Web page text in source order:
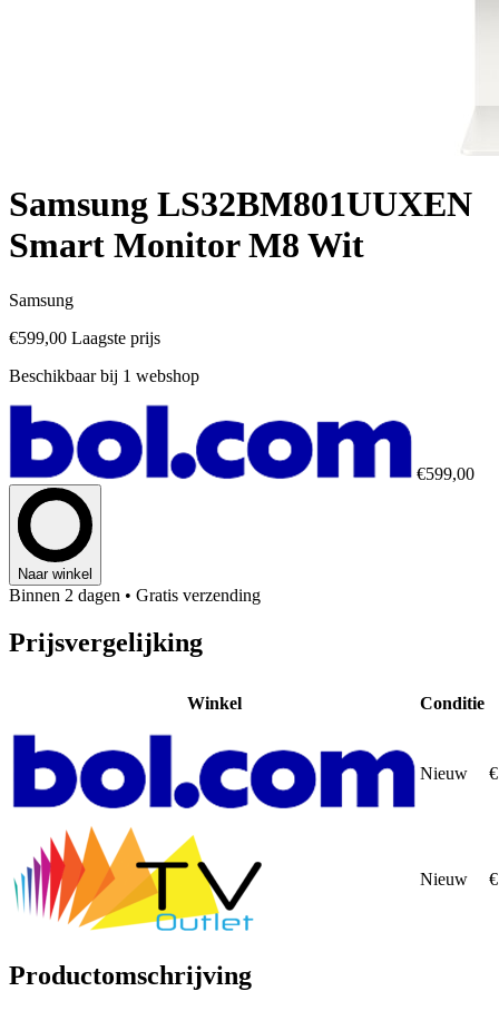
Samsung LS32BM801UUXEN
Smart Monitor M8 Wit
Samsung
€599,00 Laagste prijs
Beschikbaar bij 1 webshop
€599,00
Naar winkel
Binnen 2 dagen • Gratis verzending
Prijsvergelijking
Winkel Conditie
Nieuw
Nieuw
Productomschrijving